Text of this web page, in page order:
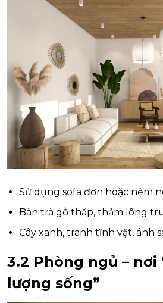
Sử dụng sofa đơn hoặc nệm
Bàn trà gỗ thấp, thảm lông
Cây xanh, tranh tĩnh vật, ánh
3.2 Phòng ngủ – nơi
lượng sống”